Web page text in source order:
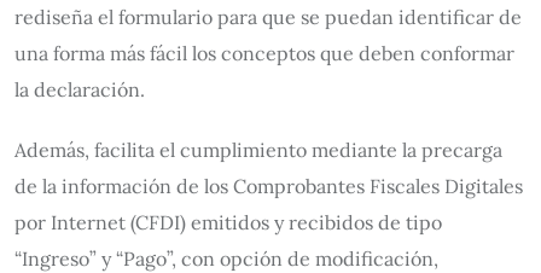
rediseña el formulario para que se puedan identificar de
una forma más fácil los conceptos que deben conformar
la declaración.
Además, facilita el cumplimiento mediante la precarga
de la información de los Comprobantes Fiscales Digitales
por Internet (CFDI) emitidos y recibidos de tipo
“Ingreso” y “Pago”, con opción de modificación,